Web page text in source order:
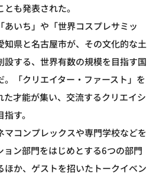
も発表された。
あいち」や「世界コスプレサミッ
知県と名古屋市が、その文化的な土
する、世界有数の規模を目指す国
「クリエイター・ファースト」を
才能が集い、交流するクリエイシ
す。
マコンプレックスや専門学校などを
ン部門をはじめとする6つの部門
ほか、ゲストを招いたトークイベン